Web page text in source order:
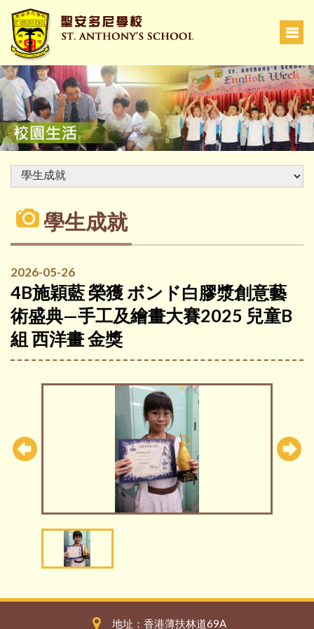
學生成就
2026-05-26
4B施穎藍 榮獲 ボンド白膠漿創意藝
術盛典—手工及繪畫大賽2025 兒童B
組 西洋畫 金獎
地址：香港薄扶林道69A